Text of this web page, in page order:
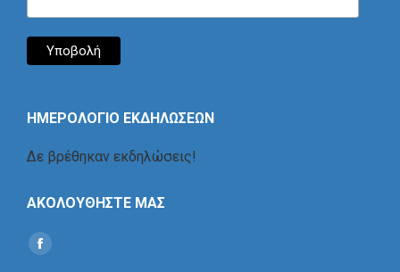
ΗΜΕΡΟΛΟΓΙΟ ΕΚΔΗΛΩΣΕΩΝ
Δε βρέθηκαν εκδηλώσεις!
ΑΚΟΛΟΥΘΗΣΤΕ ΜΑΣ
Find us on:
Social